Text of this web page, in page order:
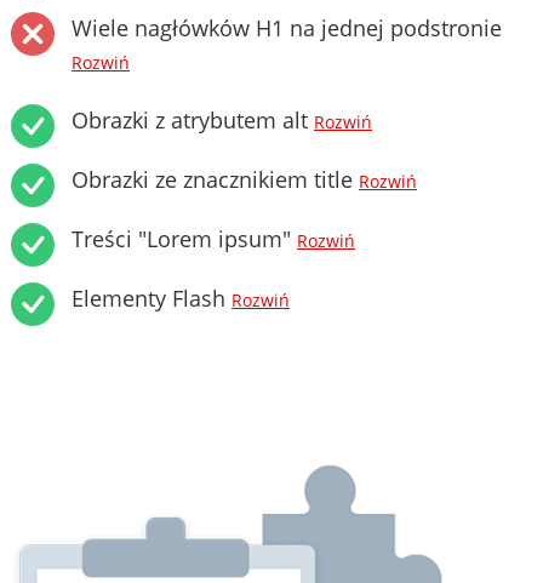
Wiele nagłówków H1 na jednej podstronie
Rozwiń
Obrazki z atrybutem alt Rozwiń
Obrazki ze znacznikiem title Rozwiń
Treści "Lorem ipsum" Rozwiń
Elementy Flash Rozwiń